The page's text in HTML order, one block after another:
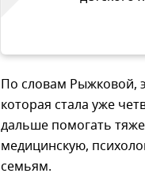
По словам Рыжковой,
которая стала уже
дальше помогать
медицинскую,
семьям.